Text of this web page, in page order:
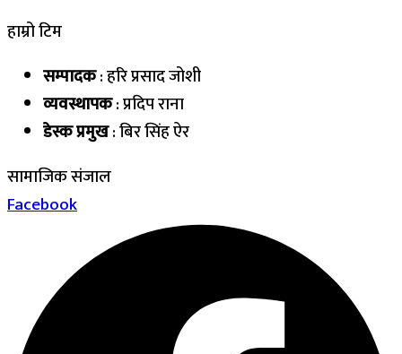
हाम्रो टिम
सम्पादक: हरि प्रसाद जोशी
व्यवस्थापक: प्रदिप राना
डेस्क प्रमुख: बिर सिंह ऐर
सामाजिक संजाल
Facebook